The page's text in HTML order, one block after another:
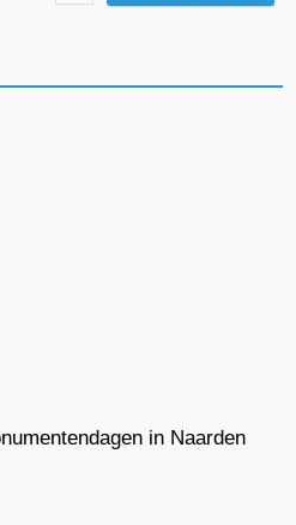
in Naarden